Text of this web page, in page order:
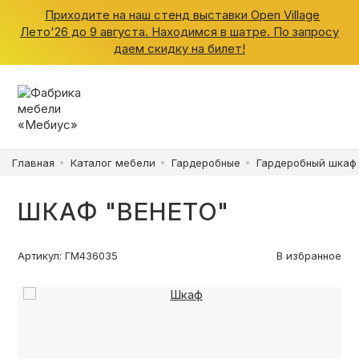
Приходите на наш стенд выставки Open Village
Лето'26 до 9 августа. Находимся в шатре. По запросу
даем скидку на билет!
Главная Каталог мебели Гардеробные Гардеробный шкаф
ШКАФ "ВЕНЕТО"
Артикул: ГМ436035 В избранное
ШКАФЫ
КУХНИ
ВАННАЯ